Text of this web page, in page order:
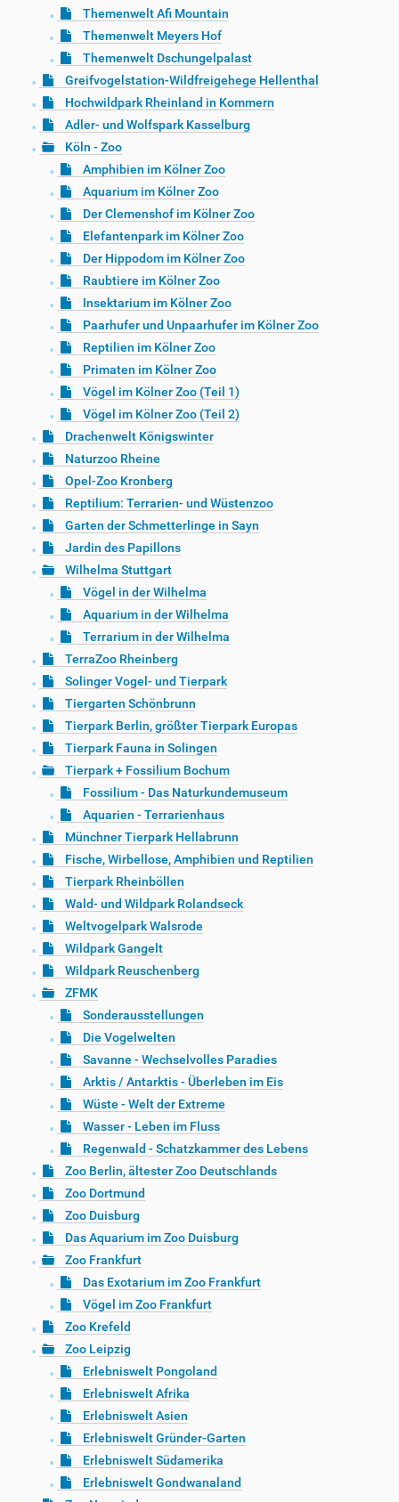
Themenwelt Afi Mountain
Themenwelt Meyers Hof
Themenwelt Dschungelpalast
Greifvogelstation-Wildfreigehege Hellenthal
Hochwildpark Rheinland in Kommern
Adler- und Wolfspark Kasselburg
Köln - Zoo
Amphibien im Kölner Zoo
Aquarium im Kölner Zoo
Der Clemenshof im Kölner Zoo
Elefantenpark im Kölner Zoo
Der Hippodom im Kölner Zoo
Raubtiere im Kölner Zoo
Insektarium im Kölner Zoo
Paarhufer und Unpaarhufer im Kölner Zoo
Reptilien im Kölner Zoo
Primaten im Kölner Zoo
Vögel im Kölner Zoo (Teil 1)
Vögel im Kölner Zoo (Teil 2)
Drachenwelt Königswinter
Naturzoo Rheine
Opel-Zoo Kronberg
Reptilium: Terrarien- und Wüstenzoo
Garten der Schmetterlinge in Sayn
Jardin des Papillons
Wilhelma Stuttgart
Vögel in der Wilhelma
Aquarium in der Wilhelma
Terrarium in der Wilhelma
TerraZoo Rheinberg
Solinger Vogel- und Tierpark
Tiergarten Schönbrunn
Tierpark Berlin, größter Tierpark Europas
Tierpark Fauna in Solingen
Tierpark + Fossilium Bochum
Fossilium - Das Naturkundemuseum
Aquarien - Terrarienhaus
Münchner Tierpark Hellabrunn
Fische, Wirbellose, Amphibien und Reptilien
Tierpark Rheinböllen
Wald- und Wildpark Rolandseck
Weltvogelpark Walsrode
Wildpark Gangelt
Wildpark Reuschenberg
ZFMK
Sonderausstellungen
Die Vogelwelten
Savanne - Wechselvolles Paradies
Arktis / Antarktis - Überleben im Eis
Wüste - Welt der Extreme
Wasser - Leben im Fluss
Regenwald - Schatzkammer des Lebens
Zoo Berlin, ältester Zoo Deutschlands
Zoo Dortmund
Zoo Duisburg
Das Aquarium im Zoo Duisburg
Zoo Frankfurt
Das Exotarium im Zoo Frankfurt
Vögel im Zoo Frankfurt
Zoo Krefeld
Zoo Leipzig
Erlebniswelt Pongoland
Erlebniswelt Afrika
Erlebniswelt Asien
Erlebniswelt Gründer-Garten
Erlebniswelt Südamerika
Erlebniswelt Gondwanaland